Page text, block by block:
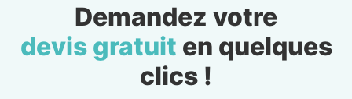
Demandez votre
devis gratuit en quelques
clics !